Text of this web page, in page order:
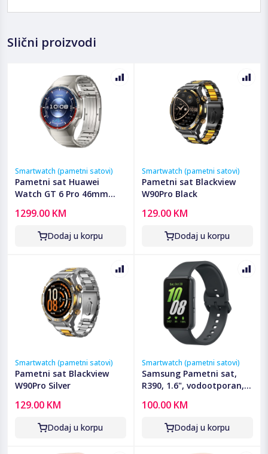
Slični proizvodi
Smartwatch (pametni satovi)
Pametni sat Huawei
Watch GT 6 Pro 46mm
1299.00 KM
Dodaj u korpu
Smartwatch (pametni satovi)
Pametni sat Blackview
W90Pro Black
129.00 KM
Dodaj u korpu
Smartwatch (pametni satovi)
Pametni sat Blackview
W90Pro Silver
129.00 KM
Dodaj u korpu
Smartwatch (pametni satovi)
Samsung Pametni sat,
R390, 1.6", vodootporan,
Fit3; R390 Black
100.00 KM
Dodaj u korpu